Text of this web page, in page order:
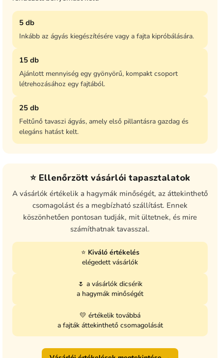
5 db
Inkább az ágyás kiegészítésére vagy a fajta kipróbálására.
15 db
Ajánlott mennyiség egy gyönyörű, kompakt csoport
létrehozásához egy fajtából.
25 db
Feltűnő tavaszi ágyás, amely első pillantásra gazdag és
elegáns hatást kelt.
⭐ Ellenőrzött vásárlói tapasztalatok
A vásárlók értékelik a hagymák minőségét, az áttekinthető
csomagolást és a megbízható szállítást. Ennek
köszönhetően pontosan tudják, mit ültetnek, és mire
számíthatnak tavasszal.
⭐ Kiváló értékelés
elégedett vásárlók
🌷 a vásárlók dicsérik
a hagymák minőségét
💛 értékelik továbbá
a fajták áttekinthető csomagolását